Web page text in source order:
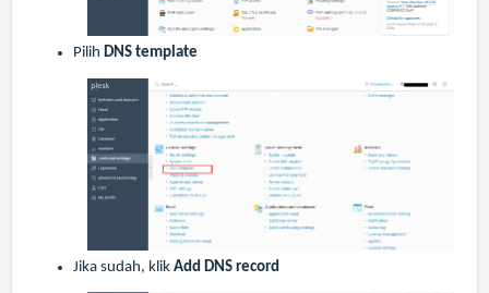
Pilih DNS template
Jika sudah, klik Add DNS record